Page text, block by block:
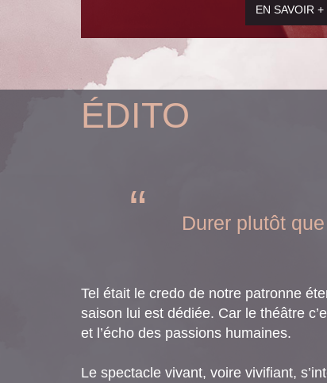
EN SAVOIR +
ÉDITO
Durer plutôt
Tel était le credo de notre patronne
saison lui est dédiée. Car le théâtre
et l’écho des passions humaines.
Le spectacle vivant, voire vivifiant,